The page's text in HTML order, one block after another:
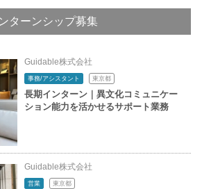
ターンシップ募集
Guidable株式会社
事務/アシスタント 東京都
長期インターン｜異文化コミュニケー
ション能力を活かせるサポート業務
Guidable株式会社
営業 東京都